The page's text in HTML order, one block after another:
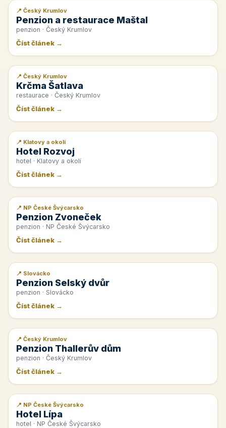
📰 PR článek
📍 Český Krumlov
Penzion a restaurace Maštal
penzion · Český Krumlov
Číst článek →
📰 PR článek
📍 Český Krumlov
Krčma Šatlava
restaurace · Český Krumlov
Číst článek →
📰 PR článek
📍 Klatovy a okolí
Hotel Rozvoj
hotel · Klatovy a okolí
Číst článek →
📰 PR článek
📍 NP České Švýcarsko
Penzion Zvoneček
penzion · NP České Švýcarsko
Číst článek →
📰 PR článek
📍 Slovácko
Penzion Selský dvůr
penzion · Slovácko
Číst článek →
📰 PR článek
📍 Český Krumlov
Penzion Thallerův dům
penzion · Český Krumlov
Číst článek →
📰 PR článek
📍 NP České Švýcarsko
Hotel Lípa
hotel · NP České Švýcarsko